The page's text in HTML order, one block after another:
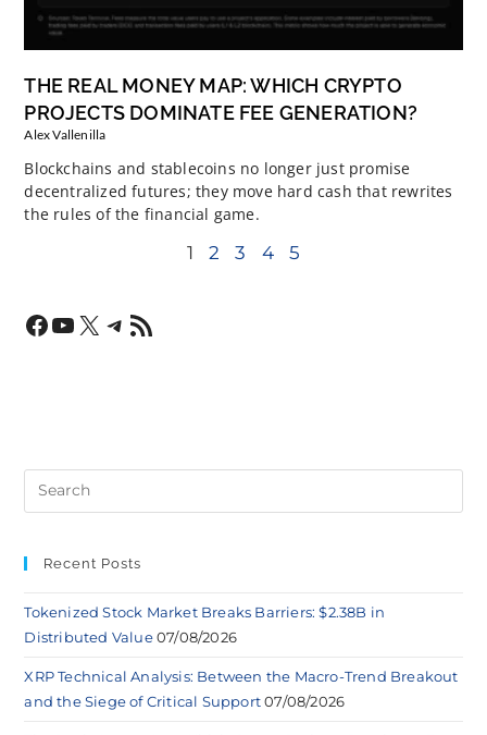
THE REAL MONEY MAP: WHICH CRYPTO
PROJECTS DOMINATE FEE GENERATION?
Alex Vallenilla
Blockchains and stablecoins no longer just promise
decentralized futures; they move hard cash that rewrites
the rules of the financial game.
1 2 3 4 5
Recent Posts
Tokenized Stock Market Breaks Barriers: $2.38B in
Distributed Value 07/08/2026
XRP Technical Analysis: Between the Macro-Trend Breakout
and the Siege of Critical Support 07/08/2026